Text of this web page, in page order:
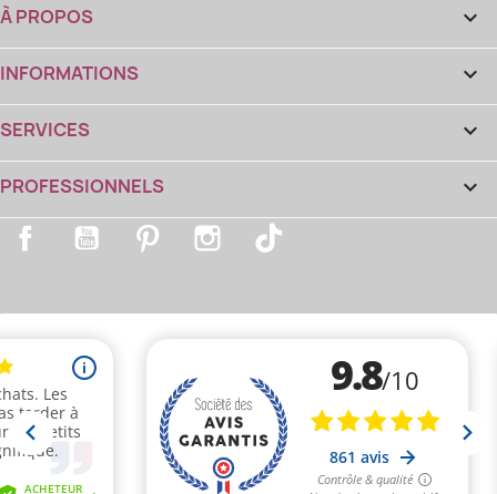
À PROPOS 
INFORMATIONS 
SERVICES 
PROFESSIONNELS 
Facebook YouTube Pinterest Instagram